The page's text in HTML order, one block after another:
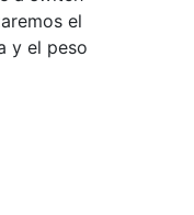
el
y el peso